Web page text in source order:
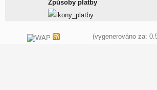
Způsoby platby
(vygenerováno za: